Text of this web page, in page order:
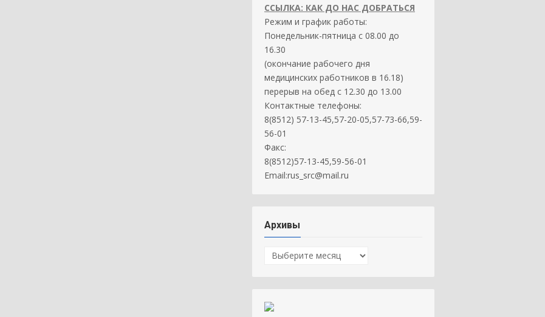
ССЫЛКА: КАК ДО НАС ДОБРАТЬСЯ
Режим и график работы:
Понедельник-пятница с 08.00 до
16.30
(окончание рабочего дня
медицинских работников в 16.18)
перерыв на обед с 12.30 до 13.00
Контактные телефоны:
8(8512) 57-13-45,57-20-05,57-73-66,59-
56-01
Факс:
8(8512)57-13-45,59-56-01
Email:rus_src@mail.ru
Архивы
Архивы